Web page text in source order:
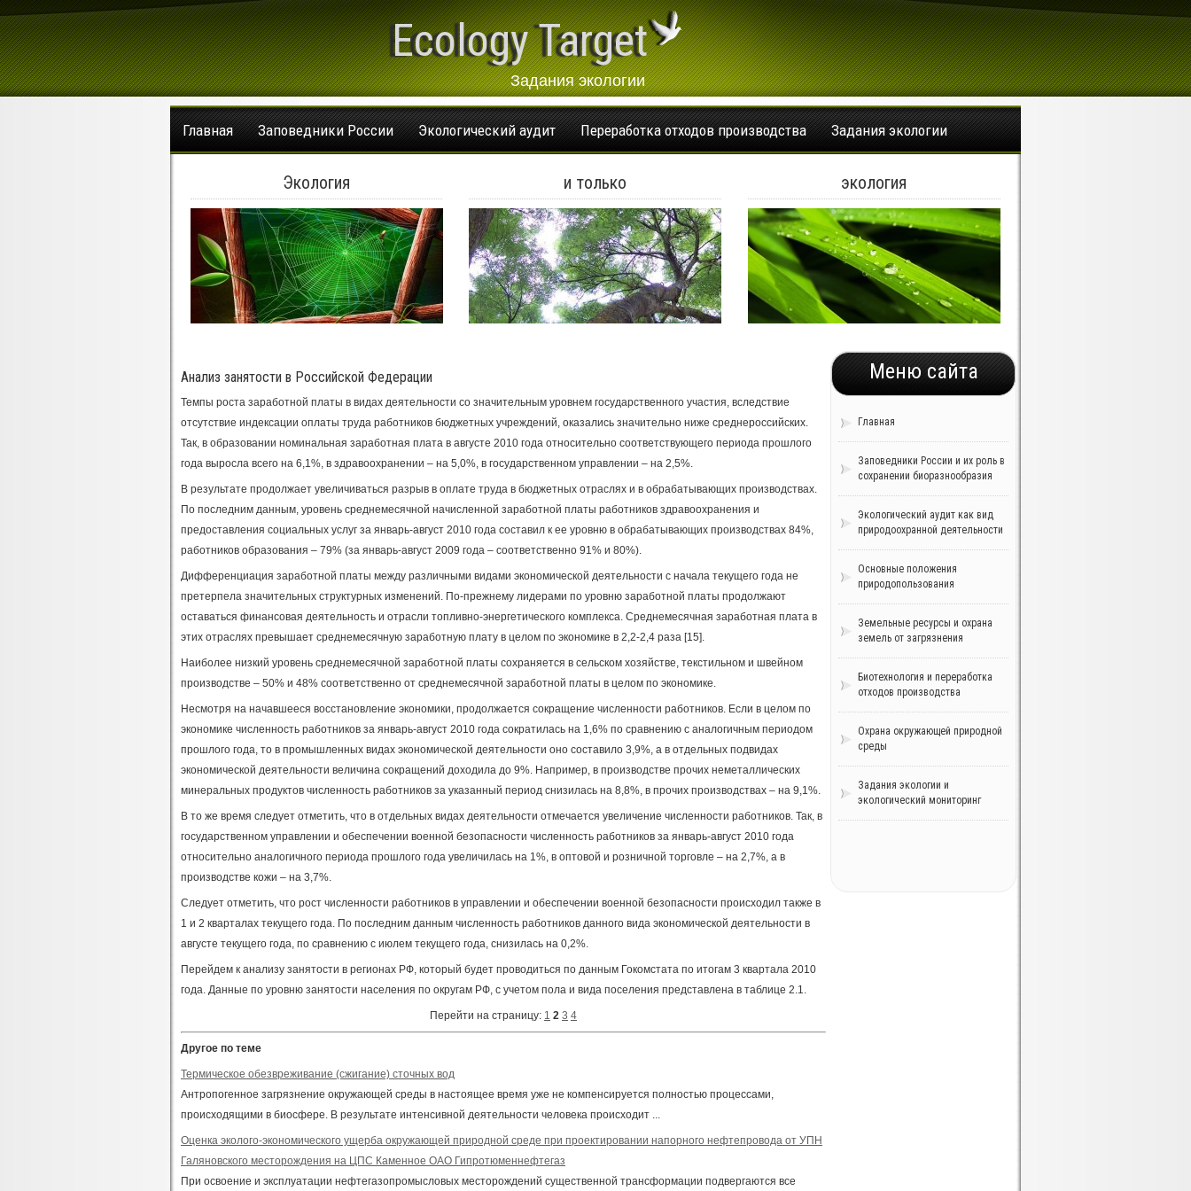
Ecology Target
Задания экологии
Главная Заповедники России Экологический аудит Переработка отходов производства Задания экологии
Экология и только экология
Меню сайта
Главная
Заповедники России и их роль в
сохранении биоразнообразия
Экологический аудит как вид
природоохранной деятельности
Основные положения
природопользования
Земельные ресурсы и охрана
земель от загрязнения
Биотехнология и переработка
отходов производства
Охрана окружающей природной
среды
Задания экологии и
экологический мониторинг
Анализ занятости в Российской Федерации
Темпы роста заработной платы в видах деятельности со значительным уровнем государственного участия, вследствие
отсутствие индексации оплаты труда работников бюджетных учреждений, оказались значительно ниже среднероссийских.
Так, в образовании номинальная заработная плата в августе 2010 года относительно соответствующего периода прошлого
года выросла всего на 6,1%, в здравоохранении – на 5,0%, в государственном управлении – на 2,5%.
В результате продолжает увеличиваться разрыв в оплате труда в бюджетных отраслях и в обрабатывающих производствах.
По последним данным, уровень среднемесячной начисленной заработной платы работников здравоохранения и
предоставления социальных услуг за январь-август 2010 года составил к ее уровню в обрабатывающих производствах 84%,
работников образования – 79% (за январь-август 2009 года – соответственно 91% и 80%).
Дифференциация заработной платы между различными видами экономической деятельности с начала текущего года не
претерпела значительных структурных изменений. По-прежнему лидерами по уровню заработной платы продолжают
оставаться финансовая деятельность и отрасли топливно-энергетического комплекса. Среднемесячная заработная плата в
этих отраслях превышает среднемесячную заработную плату в целом по экономике в 2,2-2,4 раза [15].
Наиболее низкий уровень среднемесячной заработной платы сохраняется в сельском хозяйстве, текстильном и швейном
производстве – 50% и 48% соответственно от среднемесячной заработной платы в целом по экономике.
Несмотря на начавшееся восстановление экономики, продолжается сокращение численности работников. Если в целом по
экономике численность работников за январь-август 2010 года сократилась на 1,6% по сравнению с аналогичным периодом
прошлого года, то в промышленных видах экономической деятельности оно составило 3,9%, а в отдельных подвидах
экономической деятельности величина сокращений доходила до 9%. Например, в производстве прочих неметаллических
минеральных продуктов численность работников за указанный период снизилась на 8,8%, в прочих производствах – на 9,1%.
В то же время следует отметить, что в отдельных видах деятельности отмечается увеличение численности работников. Так, в
государственном управлении и обеспечении военной безопасности численность работников за январь-август 2010 года
относительно аналогичного периода прошлого года увеличилась на 1%, в оптовой и розничной торговле – на 2,7%, а в
производстве кожи – на 3,7%.
Следует отметить, что рост численности работников в управлении и обеспечении военной безопасности происходил также в
1 и 2 кварталах текущего года. По последним данным численность работников данного вида экономической деятельности в
августе текущего года, по сравнению с июлем текущего года, снизилась на 0,2%.
Перейдем к анализу занятости в регионах РФ, который будет проводиться по данным Гокомстата по итогам 3 квартала 2010
года. Данные по уровню занятости населения по округам РФ, с учетом пола и вида поселения представлена в таблице 2.1.
Перейти на страницу: 1 2 3 4
Другое по теме
Термическое обезвреживание (сжигание) сточных вод
Антропогенное загрязнение окружающей среды в настоящее время уже не компенсируется полностью процессами,
происходящими в биосфере. В результате интенсивной деятельности человека происходит ...
Оценка эколого-экономического ущерба окружающей природной среде при проектировании напорного нефтепровода от УПН
Галяновского месторождения на ЦПС Каменное ОАО Гипротюменнефтегаз
При освоение и эксплуатации нефтегазопромысловых месторождений существенной трансформации подвергаются все